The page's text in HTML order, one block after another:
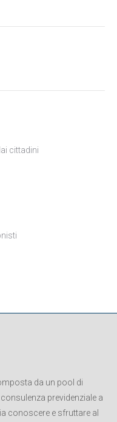
cittadini
da un pool di
previdenziale a
conoscere e sfruttare al